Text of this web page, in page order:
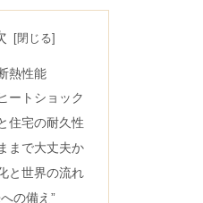
熱性能
ートショック
住宅の耐久性
まで大丈夫か
と世界の流れ
の備え”